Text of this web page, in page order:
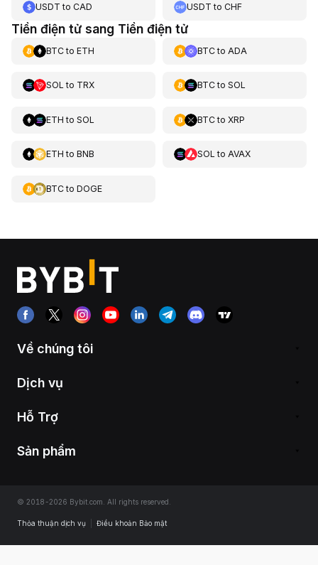
USDT to CAD USDT toCHF
Tiền điện tử sang Tiền điện tử
BTCto ETH BTCto ADA
SOL to TRX BTCto SOL
ETH to SOL BTCto XRP
ETH to BNB SOL to AVAX
BTCto DOGE
Về chúng tôi
Dịch vụ
Hỗ Trợ
Sản phẩm
© 2018-2026 Bybit.com. All rights reserved.
Thỏa thuận dịch vụ Điều khoản Bảo mật